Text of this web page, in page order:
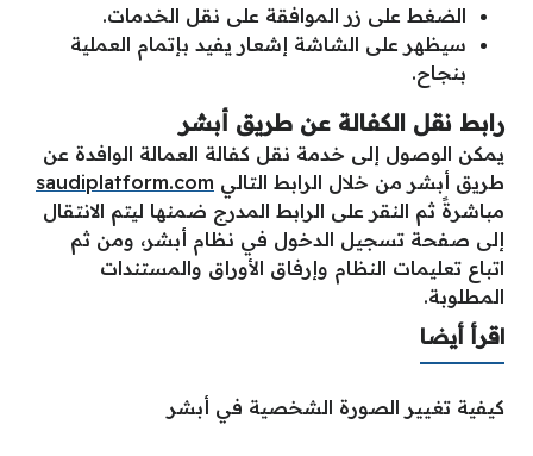
الضغط على زر الموافقة على نقل الخدمات.
سيظهر على الشاشة إشعار يفيد بإتمام العملية
بنجاح.
رابط نقل الكفالة عن طريق أبشر
يمكن الوصول إلى خدمة نقل كفالة العمالة الوافدة عن
طريق أبشر من خلال الرابط التالي saudiplatform.com
مباشرةً ثم النقر على الرابط المدرج ضمنها ليتم الانتقال
إلى صفحة تسجيل الدخول في نظام أبشر، ومن ثم
اتباع تعليمات النظام وإرفاق الأوراق والمستندات
المطلوبة.
اقرأ أيضا
كيفية تغيير الصورة الشخصية في أبشر